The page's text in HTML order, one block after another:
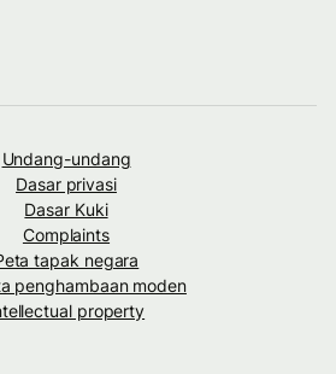
Undang-undang
Dasar privasi
Dasar Kuki
Complaints
tapak negara
penghambaan moden
property